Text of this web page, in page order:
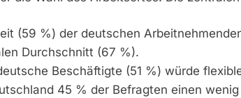
(59 %) der deutschen
Durchschnitt (67 %).
Beschäftigte (51 %) würde
45 % der Befragten einen